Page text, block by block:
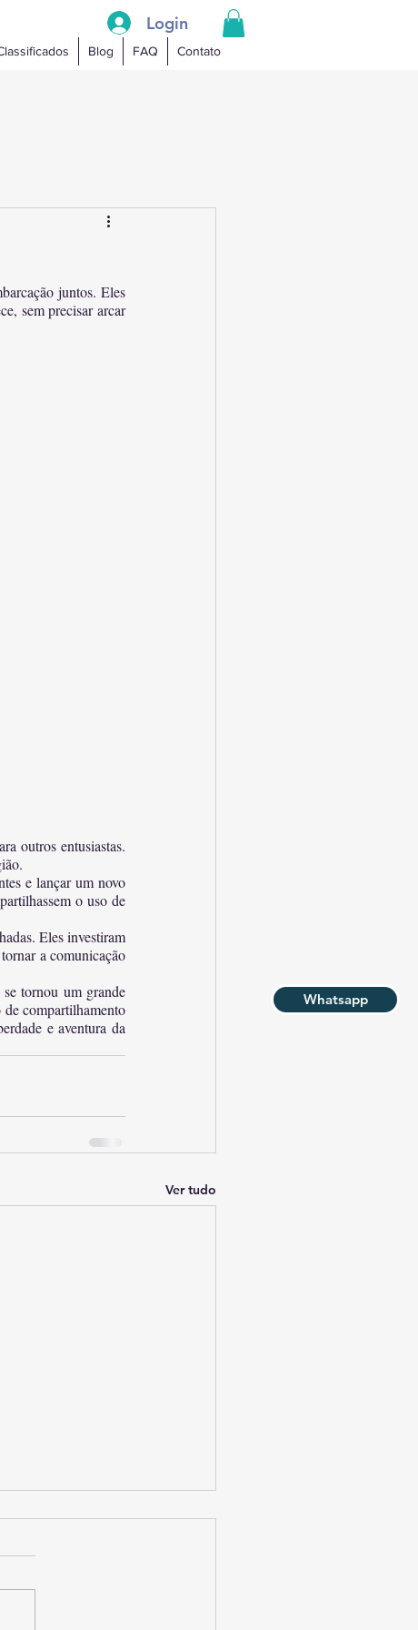
Login
Blog FAQ Contato
Whatsapp
juntos. Eles
sem precisar arcar
outros entusiastas.
e lançar um novo
o uso de
Eles investiram
a comunicação
tornou um grande
de compartilhamento
e aventura da
Ver tudo